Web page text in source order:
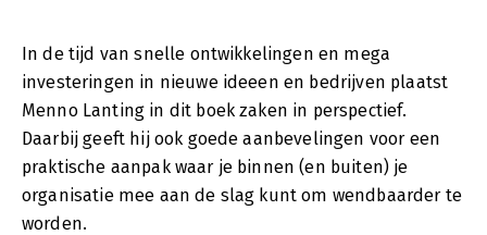
In de tijd van snelle ontwikkelingen en mega
investeringen in nieuwe ideeen en bedrijven plaatst
Menno Lanting in dit boek zaken in perspectief.
Daarbij geeft hij ook goede aanbevelingen voor een
praktische aanpak waar je binnen (en buiten) je
organisatie mee aan de slag kunt om wendbaarder te
worden.